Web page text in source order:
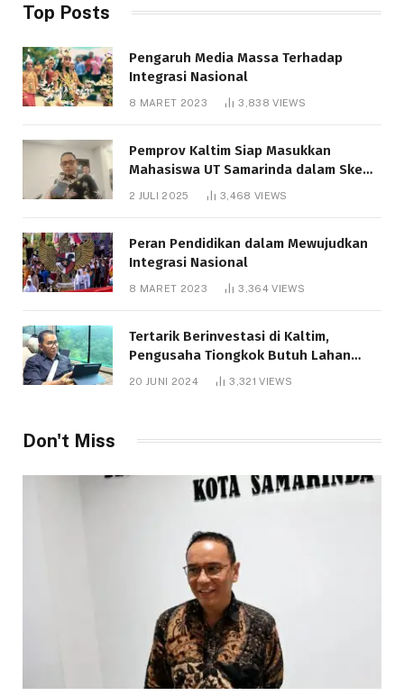
Top Posts
Pengaruh Media Massa Terhadap
Integrasi Nasional
8 MARET 2023 3,838VIEWS
Pemprov Kaltim Siap Masukkan
Mahasiswa UT Samarinda dalam Skema
Bantuan Pendidikan Gratispol
2 JULI 2025 3,468 VIEWS
Peran Pendidikan dalam Mewujudkan
Integrasi Nasional
8 MARET 2023 3,364VIEWS
Tertarik Berinvestasi di Kaltim,
Pengusaha Tiongkok Butuh Lahan
1.000 Hektare
20 JUNI 2024 3,321VIEWS
Don't Miss